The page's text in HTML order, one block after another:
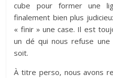
cube pour former une
finalement bien plus
« finir » une case. Il est
un dé qui nous refuse une
soit.
À titre perso, nous avons